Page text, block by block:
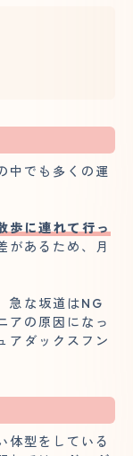
中でも多くの運
に連れて行っ
があるため、月
急な坂道はNG
アの原因になっ
アダックスフン
体型をしている